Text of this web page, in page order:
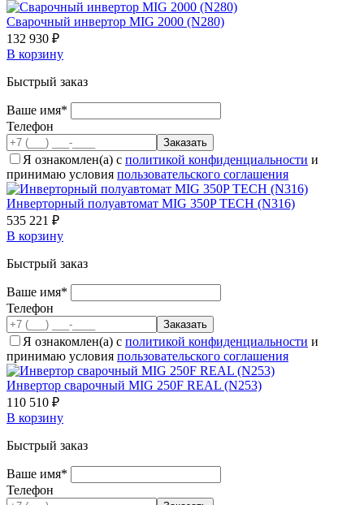
Сварочный инвертор MIG 2000 (N280)
132 930 ₽
В корзину
Быстрый заказ
Ваше имя*
Телефон
Я ознакомлен(а) с политикой конфиденциальности и
принимаю условия пользовательского соглашения
Инверторный полуавтомат MIG 350P TECH (N316)
535 221 ₽
В корзину
Быстрый заказ
Ваше имя*
Телефон
Я ознакомлен(а) с политикой конфиденциальности и
принимаю условия пользовательского соглашения
Инвертор сварочный MIG 250F REAL (N253)
110 510 ₽
В корзину
Быстрый заказ
Ваше имя*
Телефон